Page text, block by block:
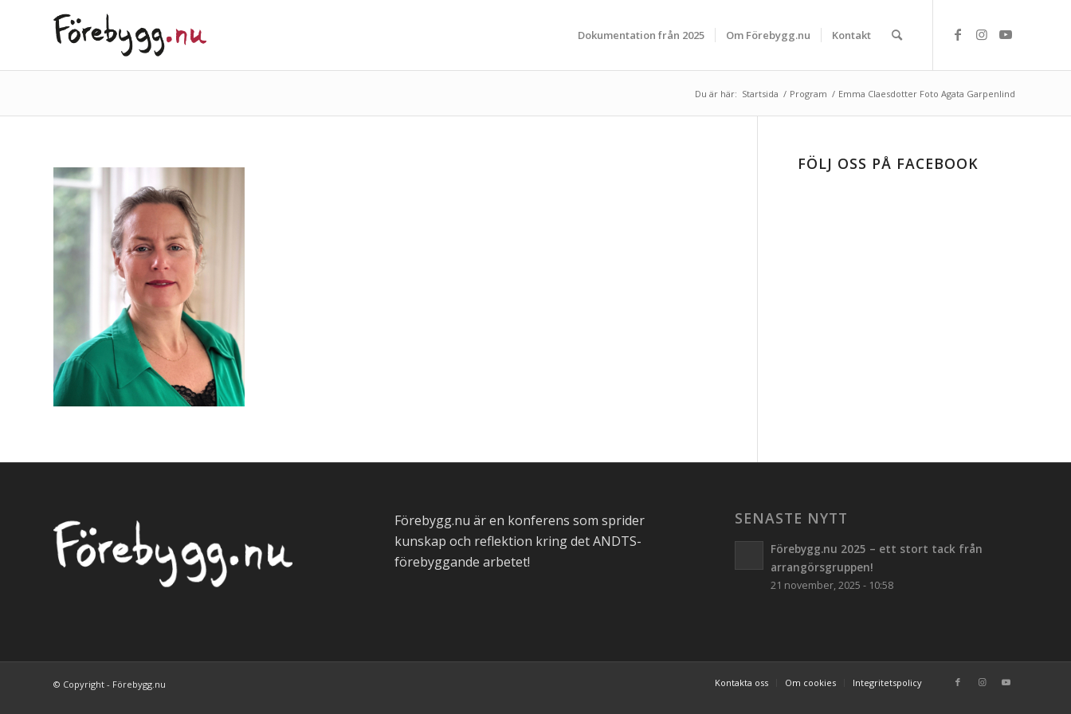
Dokumentation från 2025 Om Förebygg.nu Kontakt
Du är här: Startsida / Program / Emma Claesdotter Foto Agata Garpenlind
FÖLJ OSS PÅ FACEBOOK
Förebygg.nu är en konferens som sprider
kunskap och reflektion kring det ANDTS-
förebyggande arbetet!
SENASTE NYTT
Förebygg.nu 2025 – ett stort tack från
arrangörsgruppen!
21 november, 2025 - 10:58
© Copyright - Förebygg.nu Kontakta oss Om cookies Integritetspolicy